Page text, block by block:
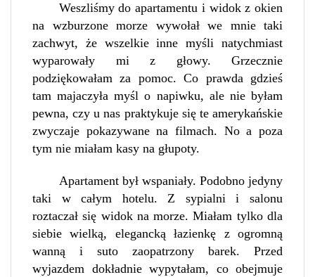
Weszliśmy do apartamentu i widok z okien
na wzburzone morze wywołał we mnie taki
zachwyt, że wszelkie inne myśli natychmiast
wyparowały mi z głowy. Grzecznie
podziękowałam za pomoc. Co prawda gdzieś
tam majaczyła myśl o napiwku, ale nie byłam
pewna, czy u nas praktykuje się te amerykańskie
zwyczaje pokazywane na filmach. No a poza
tym nie miałam kasy na głupoty.
Apartament był wspaniały. Podobno jedyny
taki w całym hotelu. Z sypialni i salonu
roztaczał się widok na morze. Miałam tylko dla
siebie wielką, elegancką łazienkę z ogromną
wanną i suto zaopatrzony barek. Przed
wyjazdem dokładnie wypytałam, co obejmuje